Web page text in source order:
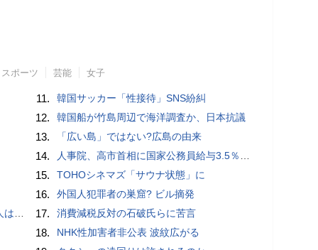
スポーツ 芸能 女子
収）
11. 韓国サッカー「性接待」SNS紛糾
12. 韓国船が竹島周辺で海洋調査か、日本抗議
13. 「広い島」ではない?広島の由来
14. 人事院、高市首相に国家公務員給与3.5％超の大幅ベースアップを勧告
15. TOHOシネマズ「サウナ状態」に
16. 外国人犯罪者の巣窟? ビル摘発
17. 消費減税反対の石破氏らに苦言
18. NHK性加害者非公表 波紋広がる